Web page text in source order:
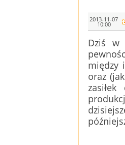
2013-11-07
10:00
Dziś w
między
oraz